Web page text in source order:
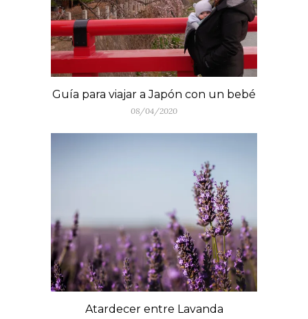
Guía para viajar a Japón con un bebé
08/04/2020
Atardecer entre Lavanda